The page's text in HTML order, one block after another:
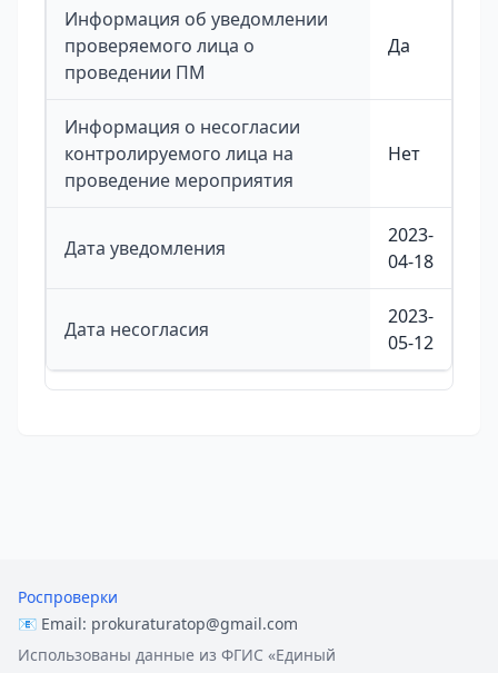
Информация об уведомлении
проверяемого лица о
проведении ПМ
Да
Информация о несогласии
контролируемого лица на
проведение мероприятия
Нет
Дата уведомления
2023-
04-18
Дата несогласия
2023-
05-12
Роспроверки
📧 Email: prokuraturatop@gmail.com
Использованы данные из ФГИС «Единый